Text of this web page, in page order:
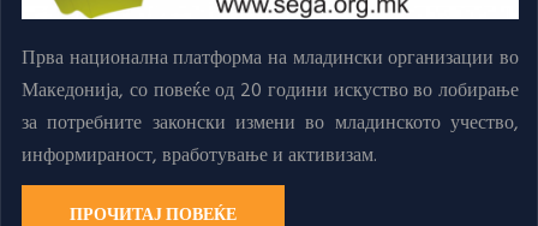
Прва национална платформа на младински организации во
Македонија, со повеќе од 20 години искуство во лобирање
за потребните законски измени во младинското учество,
информираност, вработување и активизам.
ПРОЧИТАЈ ПОВЕЌЕ